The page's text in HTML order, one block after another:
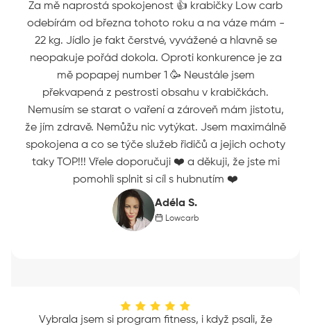
Za mě naprostá spokojenost 👍 krabičky Low carb
odebírám od března tohoto roku a na váze mám -
22 kg. Jídlo je fakt čerstvé, vyvážené a hlavně se
neopakuje pořád dokola. Oproti konkurence je za
mě popapej number 1 🥳 Neustále jsem
překvapená z pestrosti obsahu v krabičkách.
Nemusím se starat o vaření a zároveň mám jistotu,
že jím zdravě. Nemůžu nic vytýkat. Jsem maximálně
spokojena a co se týče služeb řidičů a jejich ochoty
taky TOP!!! Vřele doporučuji ❤️ a děkuji, že jste mi
pomohli splnit si cíl s hubnutím ❤️
Adéla S.
Lowcarb
Vybrala jsem si program fitness, i když psali, že